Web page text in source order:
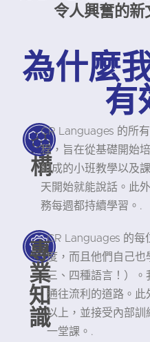
令人興奮的新
為什麼
有
結
構
CR Languages 的所
程，旨在從基礎開始
組成的小班教學以及
天開始就能說話。此
務每週都持續學習。.
專
業
知
識
CR Languages 的每
度，而且他們自己也
三、四種語言！）。
通往流利的道路。此
以上，並接受內部訓
一堂課。.